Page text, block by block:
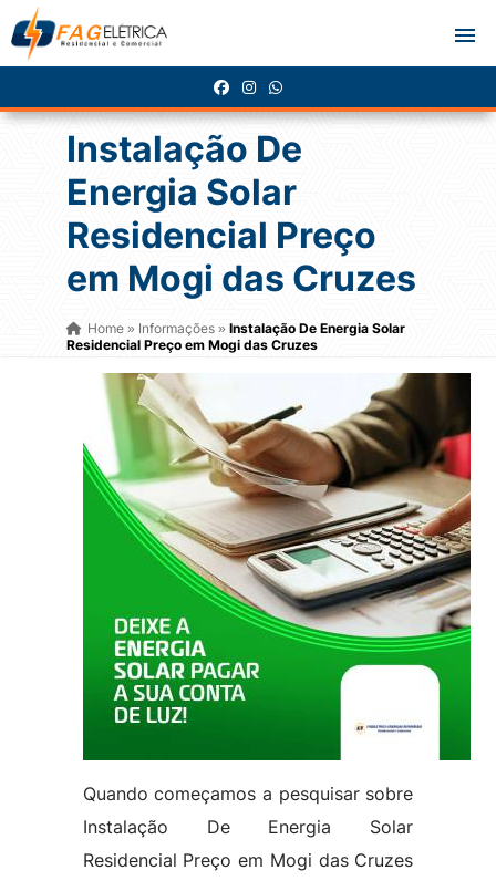
Instalação De
Energia Solar
Residencial Preço
em Mogi das Cruzes
Home» Informações » Instalação De Energia Solar
Residencial Preço em Mogi das Cruzes
Quando começamos a pesquisar sobre
Instalação De Energia Solar
Residencial Preço em Mogi das Cruzes